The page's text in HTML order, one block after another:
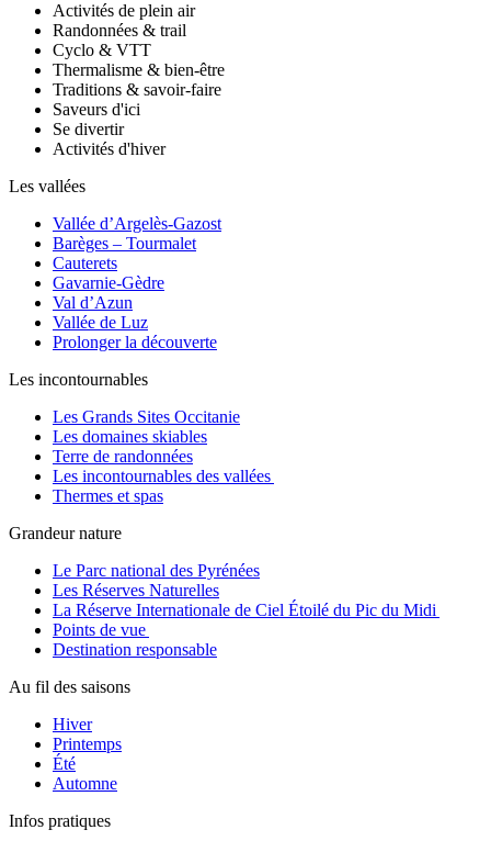
Activités de plein air
Randonnées & trail
Cyclo & VTT
Thermalisme & bien-être
Traditions & savoir-faire
Saveurs d'ici
Se divertir
Activités d'hiver
Les vallées
Vallée d’Argelès-Gazost
Barèges – Tourmalet
Cauterets
Gavarnie-Gèdre
Val d’Azun
Vallée de Luz
Prolonger la découverte
Les incontournables
Les Grands Sites Occitanie
Les domaines skiables
Terre de randonnées
Les incontournables des vallées
Thermes et spas
Grandeur nature
Le Parc national des Pyrénées
Les Réserves Naturelles
La Réserve Internationale de Ciel Étoilé du Pic du Midi
Points de vue
Destination responsable
Au fil des saisons
Hiver
Printemps
Été
Automne
Infos pratiques